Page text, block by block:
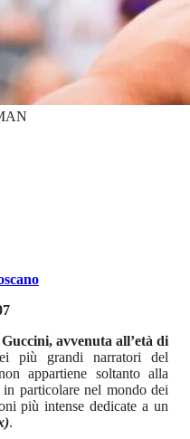
avvenuta all’età di
più grandi narratori del
appartiene soltanto alla
particolare nel mondo dei
più intense dedicate a un
.